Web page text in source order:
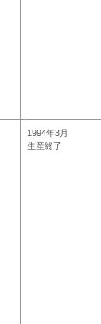
1994年3月
生産終了